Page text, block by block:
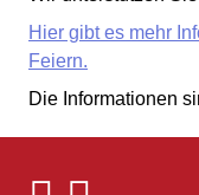
Hier gibt es mehr
Feiern.
Die Informationen